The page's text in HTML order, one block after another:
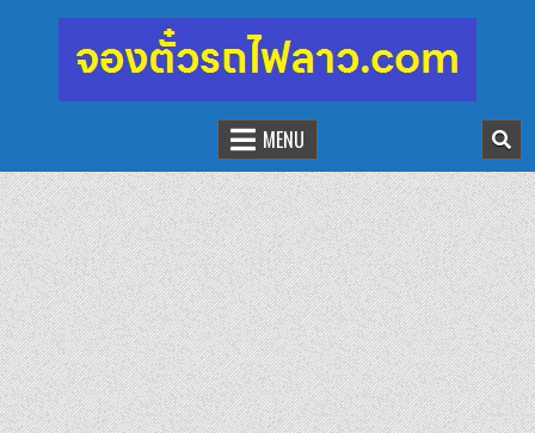
จองตั๋วรถไฟลาว-จีน
นั่งรถไฟเที่ยวประเทศลาว
MENU